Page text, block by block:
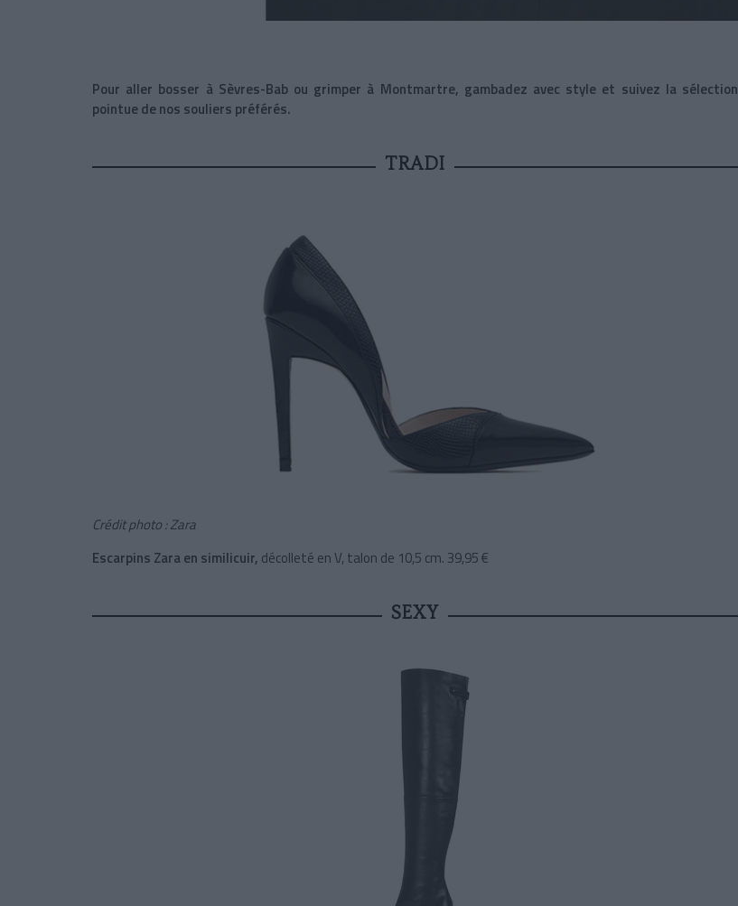
Pour aller bosser à Sèvres-Bab ou grimper à Montmartre, gambadez avec style et suivez la sélection
pointue de nos souliers préférés.
TRADI
Crédit photo : Zara
Escarpins Zara en similicuir, décolleté en V, talon de 10,5 cm. 39,95 €
SEXY